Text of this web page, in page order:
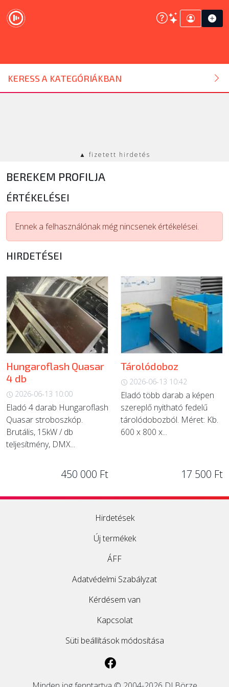
KERESS A KATEGÓRIÁKBAN
DJ ESZKÖZ
HANGTECHNIKA
ÚJ TERMÉKEK
▲ fizetett hirdetés
BEREKEM PROFILJA
ÉRTÉKELÉSEI
Ennek a felhasználónak még nincsenek értékelései.
HIRDETÉSEI
Hungaroflash Quasar
4 db
2026-06-13 10:00
Eladó 4 darab Hungaroflash
Quasar stroboszkóp.
Brutális, 15kW / db
teljesítmény, DMX...
450 000 Ft
Tárolódoboz
2026-06-13 10:42
Eladó több darab a képen
szereplő nyitható fedelű
tárolódobozból. Méret: Kb.
600 x 800 x...
17 500 Ft
Hirdetések
Új termékek
ÁFF
Adatvédelmi Szabályzat
Kérdésem van
Kapcsolat
Süti beállítások módosítása